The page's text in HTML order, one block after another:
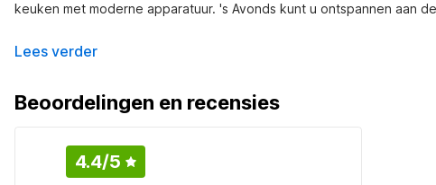
keuken met moderne apparatuur. 's Avonds kunt u ontspannen aan
Lees verder
Beoordelingen en recensies
4.4/5